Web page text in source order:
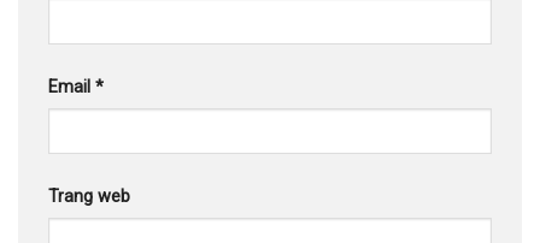
Email *
Trang web